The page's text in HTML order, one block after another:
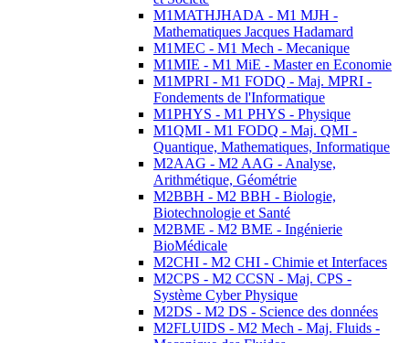
M1MATHJHADA - M1 MJH -
Mathematiques Jacques Hadamard
M1MEC - M1 Mech - Mecanique
M1MIE - M1 MiE - Master en Economie
M1MPRI - M1 FODQ - Maj. MPRI -
Fondements de l'Informatique
M1PHYS - M1 PHYS - Physique
M1QMI - M1 FODQ - Maj. QMI -
Quantique, Mathematiques, Informatique
M2AAG - M2 AAG - Analyse,
Arithmétique, Géométrie
M2BBH - M2 BBH - Biologie,
Biotechnologie et Santé
M2BME - M2 BME - Ingénierie
BioMédicale
M2CHI - M2 CHI - Chimie et Interfaces
M2CPS - M2 CCSN - Maj. CPS -
Système Cyber Physique
M2DS - M2 DS - Science des données
M2FLUIDS - M2 Mech - Maj. Fluids -